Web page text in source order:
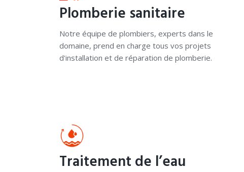
Plomberie sanitaire
Notre équipe de plombiers, experts dans le
domaine, prend en charge tous vos projets
d'installation et de réparation de plomberie.
Traitement de l’eau